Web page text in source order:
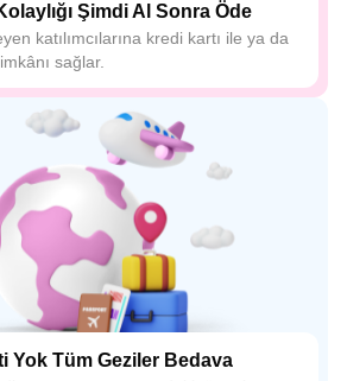
Şimdi Al Sonra Öde
katılımcılarına kredi kartı ile ya da
sağlar.
Yok Tüm Geziler Bedava